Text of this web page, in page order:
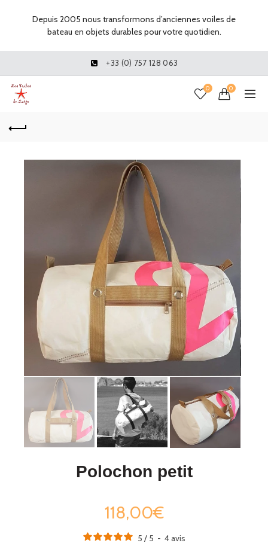
+33 (0) 757 128 063
0 0
Polochon petit
118,00€
5 / 5 - 4avis
Depuis 2005 nous transformons d’anciennes voiles de
bateau en objets durables pour votre quotidien.